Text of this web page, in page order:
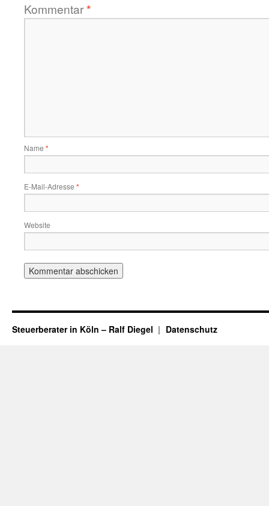
Kommentar*
Name *
E-Mail-Adresse *
Website
Steuerberater in Köln – Ralf Diegel Datenschutz